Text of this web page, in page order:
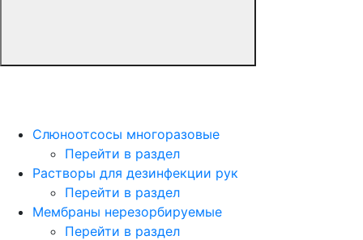
Слюноотсосы многоразовые
Перейти в раздел
Растворы для дезинфекции рук
Перейти в раздел
Мембраны нерезорбируемые
Перейти в раздел